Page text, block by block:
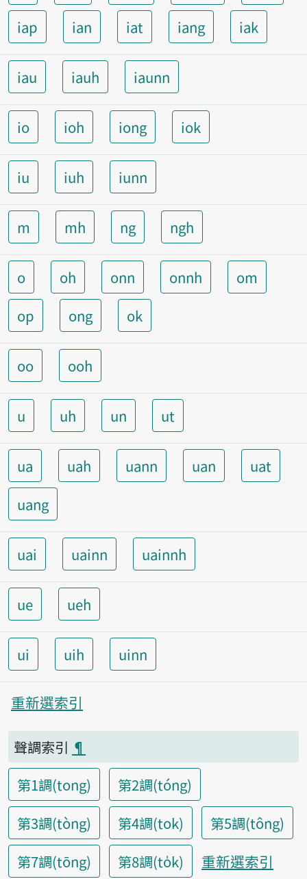
iap
ian iat iang iak
iau iauh iaunn
io ioh iong iok
iu iuh iunn
m mh ng ngh
o oh onn onnh
om
op
ong ok
oo ooh
u uh un ut
ua uah uann uan
uat
uang
uai uainn uainnh
ue ueh
ui uih uinn
重新選索引
聲調索引 ¶
第1調(tong)
第2調(tóng)
第3調(tòng)
第4調(tok)
第5調(tông)
第7調(tōng)
第8調(to̍k) 重新選索引